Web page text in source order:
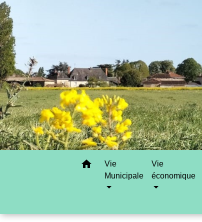
home
Vie
Municipale
Vie
économique